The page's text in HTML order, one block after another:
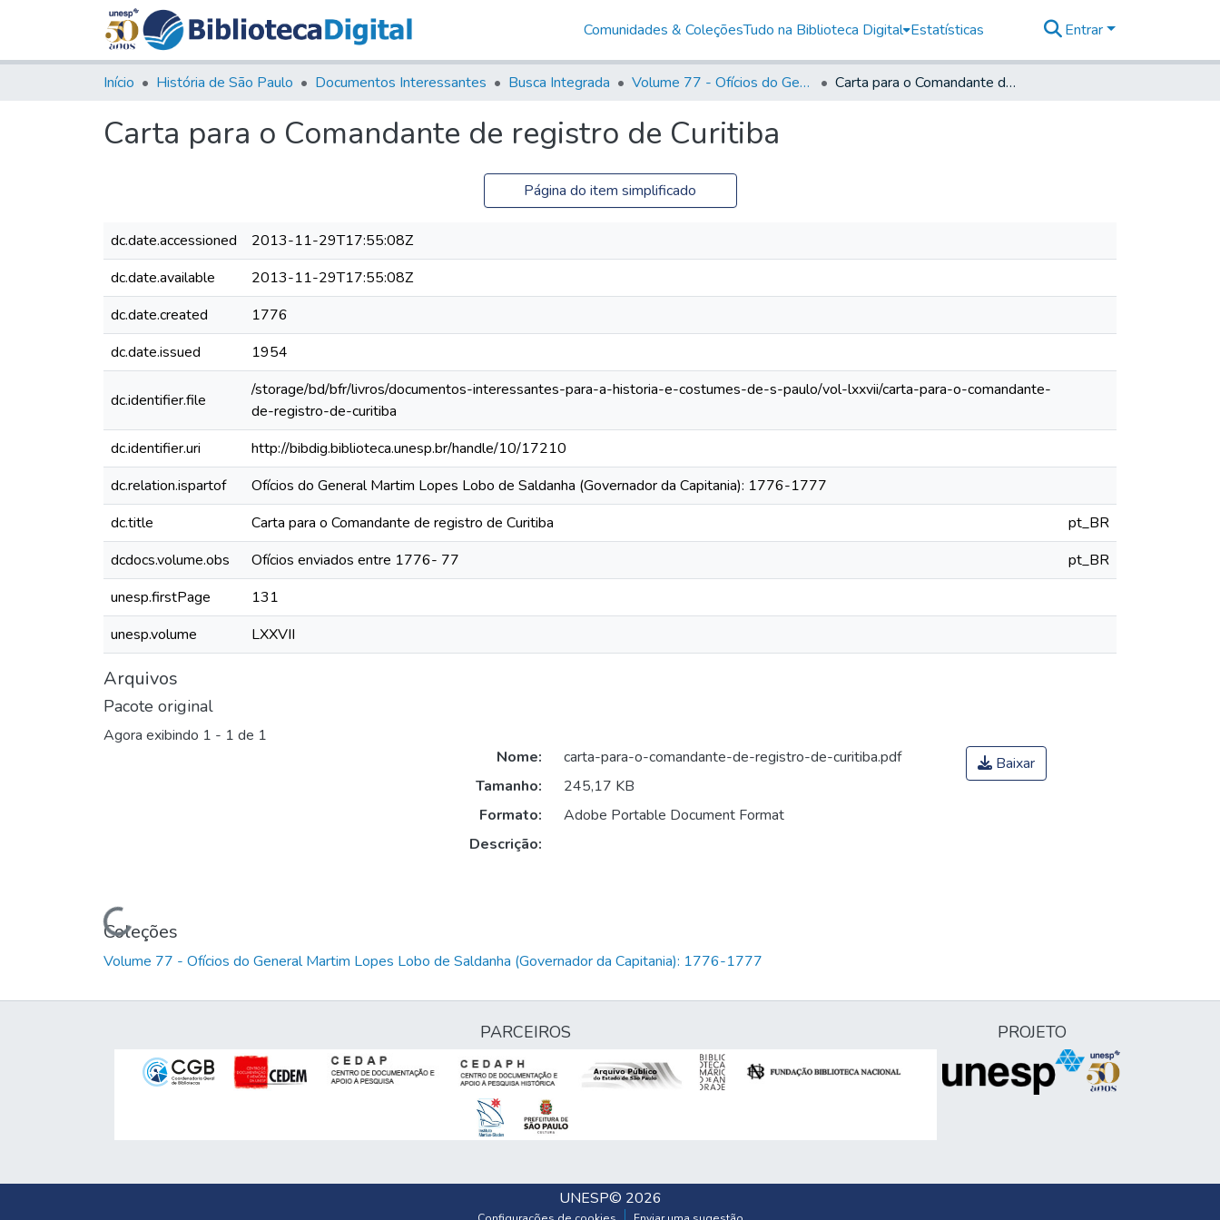
Comunidades & ColeçõesTudo na Biblioteca Digital Estatísticas Entrar
Início História de São Paulo Documentos Interessantes Busca Integrada Volume 77 - Ofícios do General Martim Lopes Lobo de Saldanha (Governador da Capitania): 1776-1777 Carta para o Comandante de registro de Curitiba
Carta para o Comandante de registro de Curitiba
Página do item simplificado
dc.date.accessioned
2013-11-29T17:55:08Z
dc.date.available
2013-11-29T17:55:08Z
dc.date.created
1776
dc.date.issued
1954
dc.identifier.file
/storage/bd/bfr/livros/documentos-interessantes-para-a-historia-e-costumes-de-s-paulo/vol-lxxvii/carta-para-o-comandante-
de-registro-de-curitiba
dc.identifier.uri
http://bibdig.biblioteca.unesp.br/handle/10/17210
dc.relation.ispartof
Ofícios do General Martim Lopes Lobo de Saldanha (Governador da Capitania): 1776-1777
dc.title
Carta para o Comandante de registro de Curitiba
pt_BR
dcdocs.volume.obs
Ofícios enviados entre 1776- 77
pt_BR
unesp.firstPage
131
unesp.volume
LXXVII
Arquivos
Pacote original
Agora exibindo 1 - 1 de 1
Carregando...
Nome:
carta-para-o-comandante-de-registro-de-curitiba.pdf
Tamanho:
245,17 KB
Formato:
Adobe Portable Document Format
Descrição:
Baixar
Coleções
Volume 77 - Ofícios do General Martim Lopes Lobo de Saldanha (Governador da Capitania): 1776-1777
PARCEIROS PROJETO
UNESP© 2026